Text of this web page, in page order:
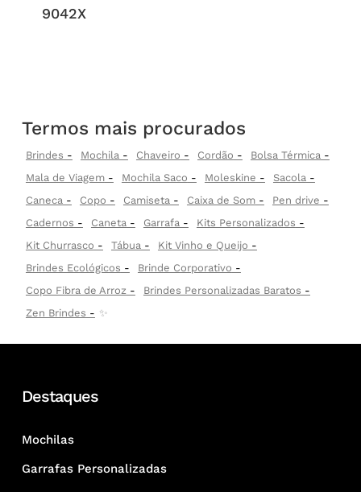
9042X
Termos mais procurados
Brindes Mochila Chaveiro Cordão
Bolsa Térmica
Mala de Viagem
Mochila Saco Moleskine
Sacola
Caneca
Copo Camiseta Caixa de Som
Pen drive
Cadernos
Caneta Garrafa
Kits Personalizados
Kit Churrasco
Tábua
Kit Vinho e Queijo
Brindes Ecológicos
Brinde Corporativo
Copo Fibra de Arroz
Brindes Personalizadas Baratos
Zen Brindes
✨
Destaques
Mochilas
Garrafas Personalizadas